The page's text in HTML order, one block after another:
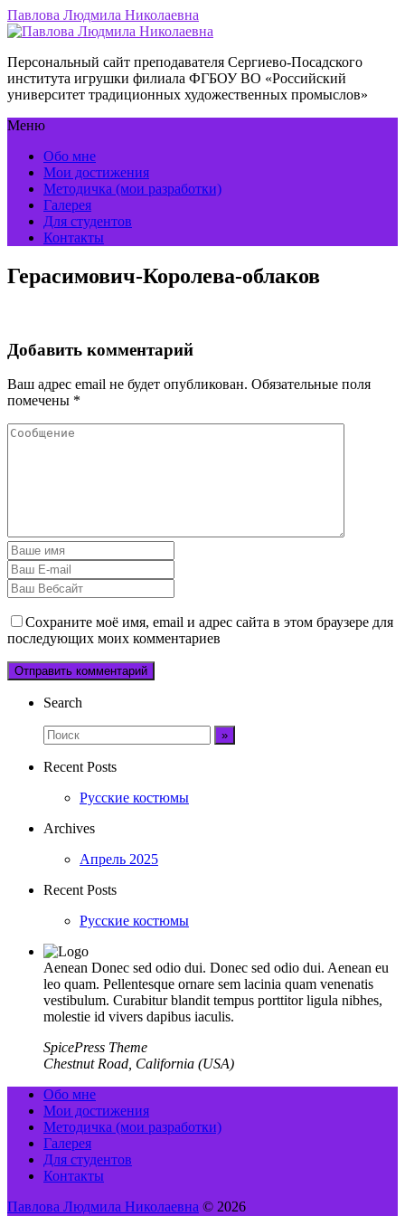
Павлова Людмила Николаевна
Персональный сайт преподавателя Сергиево-Посадского
института игрушки филиала ФГБОУ ВО «Российский
университет традиционных художественных промыслов»
Меню
Обо мне
Мои достижения
Методичка (мои разработки)
Галерея
Для студентов
Контакты
Герасимович-Королева-облаков
Добавить комментарий
Ваш адрес email не будет опубликован. Обязательные поля
помечены *
Сохраните моё имя, email и адрес сайта в этом браузере для
последующих моих комментариев
Search
Recent Posts
Русские костюмы
Archives
Апрель 2025
Recent Posts
Русские костюмы
Aenean Donec sed odio dui. Donec sed odio dui. Aenean eu
leo quam. Pellentesque ornare sem lacinia quam venenatis
vestibulum. Curabitur blandit tempus porttitor ligula nibhes,
molestie id vivers dapibus iaculis.
SpicePress Theme
Chestnut Road, California (USA)
Обо мне
Мои достижения
Методичка (мои разработки)
Галерея
Для студентов
Контакты
Павлова Людмила Николаевна © 2026